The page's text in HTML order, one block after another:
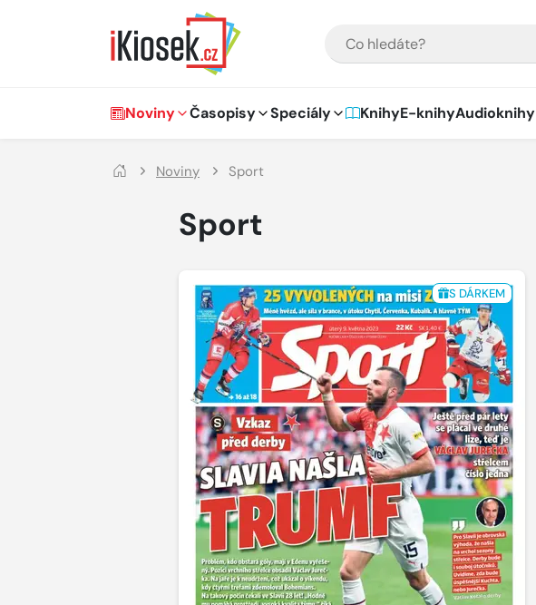
Hlavní navigace
Noviny Časopisy Speciály KnihyE-knihyAudioknihy
Noviny Sport
Sport
S DÁRKEM